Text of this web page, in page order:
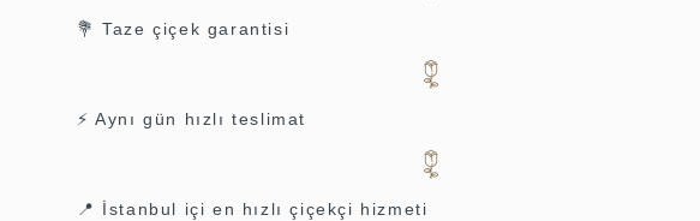
💐 Taze çiçek garantisi
⚡ Aynı gün hızlı teslimat
📍 İstanbul içi en hızlı çiçekçi hizmeti